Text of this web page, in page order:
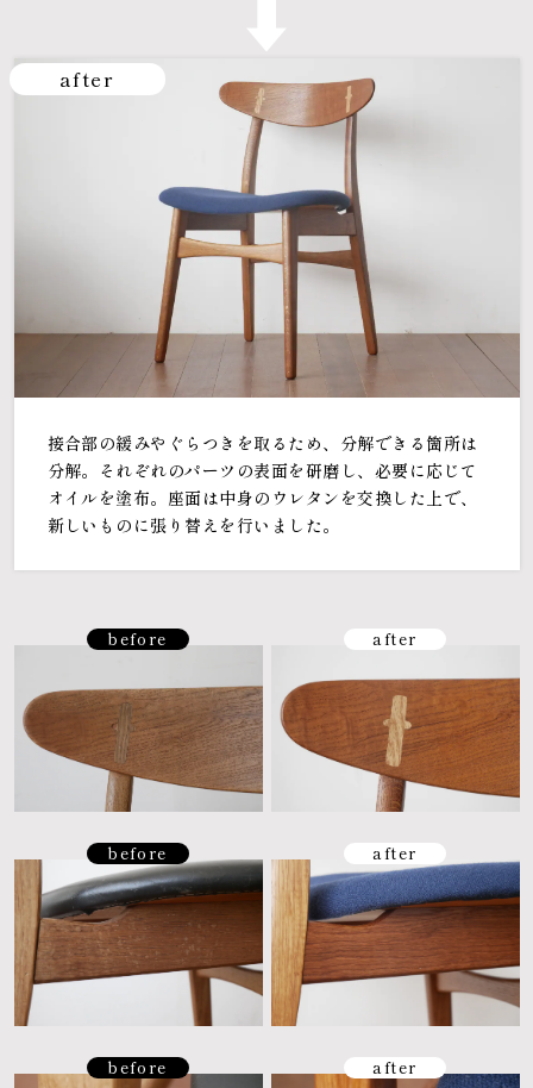
after
接合部の緩みやぐらつきを取るため、分解できる箇所は
分解。それぞれのパーツの表面を研磨し、必要に応じて
オイルを塗布。座面は中身のウレタンを交換した上で、
新しいものに張り替えを行いました。
before after
before after
before after